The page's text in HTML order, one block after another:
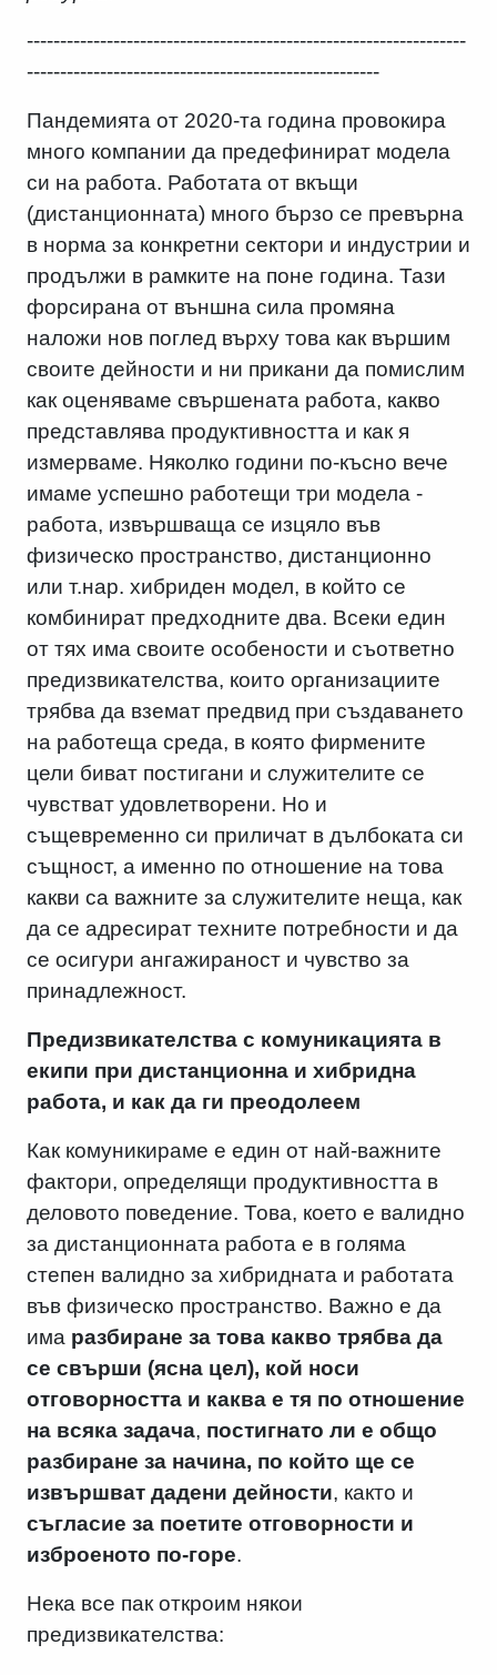
------------------------------------------------------------------
-----------------------------------------------------
Пандемията от 2020-та година провокира
много компании да предефинират модела
си на работа. Работата от вкъщи
(дистанционната) много бързо се превърна
в норма за конкретни сектори и индустрии и
продължи в рамките на поне година. Тази
форсирана от външна сила промяна
наложи нов поглед върху това как вършим
своите дейности и ни прикани да помислим
как оценяваме свършената работа, какво
представлява продуктивността и как я
измерваме. Няколко години по-късно вече
имаме успешно работещи три модела -
работа, извършваща се изцяло във
физическо пространство, дистанционно
или т.нар. хибриден модел, в който се
комбинират предходните два. Всеки един
от тях има своите особености и съответно
предизвикателства, които организациите
трябва да вземат предвид при създаването
на работеща среда, в която фирмените
цели биват постигани и служителите се
чувстват удовлетворени. Но и
същевременно си приличат в дълбоката си
същност, а именно по отношение на това
какви са важните за служителите неща, как
да се адресират техните потребности и да
се осигури ангажираност и чувство за
принадлежност.
Предизвикателства с комуникацията в
екипи при дистанционна и хибридна
работа, и как да ги преодолеем
Как комуникираме е един от най-важните
фактори, определящи продуктивността в
деловото поведение. Това, което е валидно
за дистанционната работа е в голяма
степен валидно за хибридната и работата
във физическо пространство. Важно е да
има разбиране за това какво трябва да
се свърши (ясна цел), кой носи
отговорността и каква е тя по отношение
на всяка задача, постигнато ли е общо
разбиране за начина, по който ще се
извършват дадени дейности, както и
съгласие за поетите отговорности и
изброеното по-горе.
Нека все пак откроим някои
предизвикателства: